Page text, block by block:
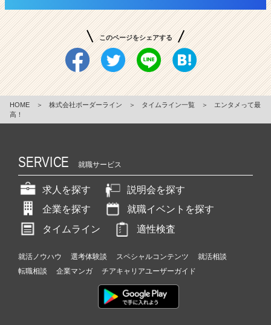
このページをシェアする
HOME ＞ 株式会社ボーダーライン ＞ タイムライン一覧 ＞
エンタメって最
高！
SERVICE 就職サービス
求人を探す
説明会を探す
企業を探す
就職イベントを探す
タイムライン
適性検査
就活ノウハウ 選考体験談 スペシャルコンテンツ
就活相談
転職相談
企業マンガ チアキャリアユーザーガイド